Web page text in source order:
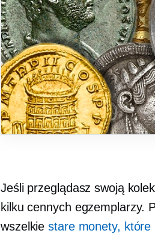
Jeśli przeglądasz swoją
kilku cennych egzemplarzy.
wszelkiestare monety, które